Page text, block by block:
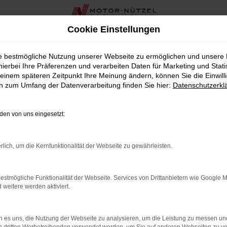
Gebrauchtwagen bei
alle, die ein hochwertiges Fahrzeug zu einem
die durch ihre Zuverlässigkeit und
mit umfassender Beratung und Unterstützung rund um
zu finden und beantwortet alle Ihre Fragen zu
profitieren Sie bei uns von zusätzlichen Services
für Ihren VW Passat Variant Gebrauchtwagen.
Passat Variant Gebrauchtwagen die ideale Wahl für Sie ist.
Cookie Einstellungen
bestmögliche Nutzung unserer Webseite zu ermöglichen und unsere
Ihre Präferenzen und verarbeiten Daten für Marketing und
späteren Zeitpunkt Ihre Meinung ändern, können Sie die
zum Umfang der Datenverarbeitung finden Sie hier:
von uns eingesetzt:
um die Kernfunktionalität der Webseite zu gewährleisten.
Funktionalität der Webseite. Services von Drittanbietern wie Google
weitere werden aktiviert.
es uns, die Nutzung der Webseite zu analysieren, um die Leistung zu messen